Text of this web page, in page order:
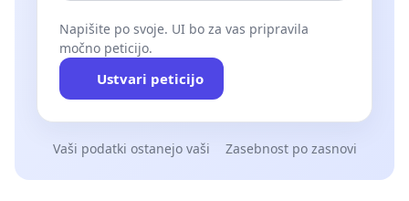
Napišite po svoje. UI bo za vas pripravila
močno peticijo.
Ustvari peticijo
Vaši podatki ostanejo vaši Zasebnost po zasnovi